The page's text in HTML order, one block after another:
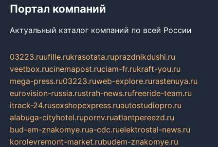
Портал компаний
Актуальный каталог компаний по всей России
03223.ruufille.rukrasotata.ruprazdnikdushi.ru
veetbox.rucinemapost.ruciam-fr.rukraft-you.ru
mega-press.ru03223.ruweb-explore.rurastenuya.ru
eurovision-russia.rustrah-news.rufreeride-team.ru
itrack-24.rusexshopexpress.ruautostudiopro.ru
alabuga-cityhotel.rupornv.ruatlantpereezd.ru
bud-em-znakomye.rua-cdc.ruelektrostal-news.ru
korolevremont-market.rubudem-znakomye.ru